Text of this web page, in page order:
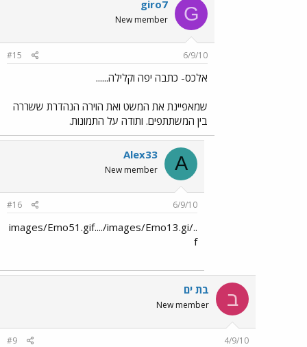
G
giro7
New member
6/9/10
#15
אלכס- כתבה יפה וקלילה......
שמאפיינת את המשט ואת הוירה הנהדרת ששררה
בין המשתתפים. ותודה על התמונות.
A
Alex33
New member
6/9/10
#16
../images/Emo51.gif..../images/Emo13.gi
f
ב בת ים
New member
4/9/10
#9